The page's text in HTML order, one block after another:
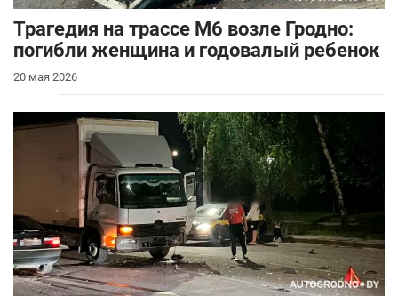
Трагедия на трассе М6 возле Гродно:
погибли женщина и годовалый ребенок
20 мая 2026